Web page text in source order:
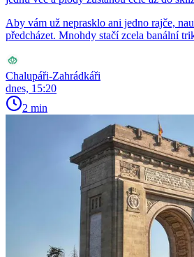
Aby vám už neprasklo ani jedno rajče,
předcházet. Mnohdy stačí zcela banální
Chalupáři-Zahrádkáři
dnes, 15:20
2 min